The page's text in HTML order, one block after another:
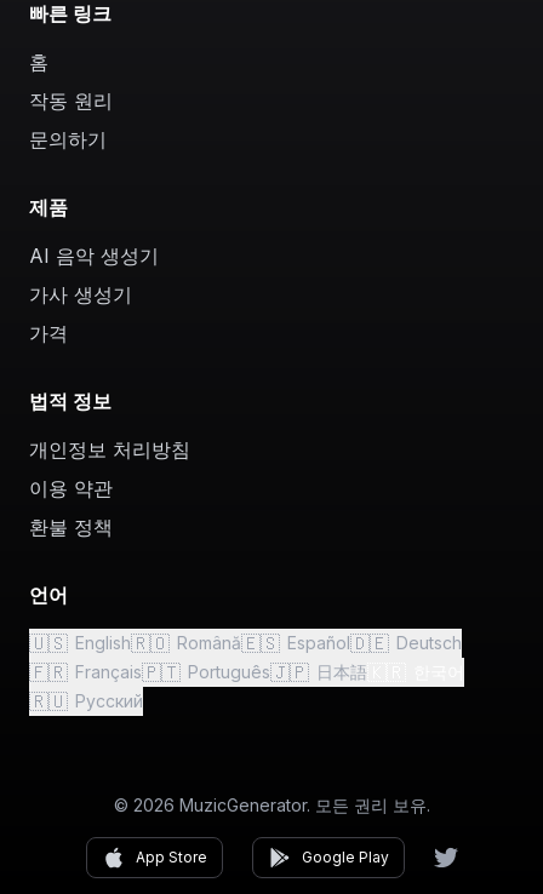
빠른 링크
홈
작동 원리
문의하기
제품
AI 음악 생성기
가사 생성기
가격
법적 정보
개인정보 처리방침
이용 약관
환불 정책
언어
🇺🇸 English🇷🇴 Română🇪🇸 Español🇩🇪 Deutsch
🇫🇷 Français🇵🇹 Português🇯🇵 日本語
🇷🇺 Русский
© 2026 MuzicGenerator. 모든 권리 보유.
App Store Google Play